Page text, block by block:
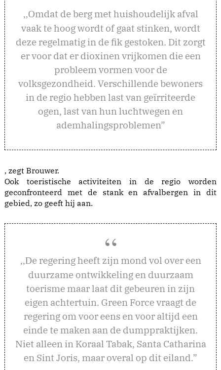
,,Omdat de berg met huishoudelijk afval
vaak te hoog wordt of gaat stinken, wordt
deze regelmatig in de fik gestoken. Dit zorgt
er voor dat er dioxinen vrijkomen die een
probleem vormen voor de
volksgezondheid. Verschillende bewoners
in de regio hebben last van geïrriteerde
ogen, last van hun luchtwegen en
ademhalingsproblemen”
, zegt Brouwer.
Ook toeristische activiteiten in de regio worden
geconfronteerd met de stank en afvalbergen in dit
gebied, zo geeft hij aan.
,,De regering heeft zijn mond vol over een
duurzame ontwikkeling en duurzaam
toerisme maar laat dit gebeuren in zijn
eigen achtertuin. Green Force vraagt de
regering om voor eens en voor altijd een
einde te maken aan de dumppraktijken.
Niet alleen in Koraal Tabak, Santa Catharina
en Sint Joris, maar overal op dit eiland.”